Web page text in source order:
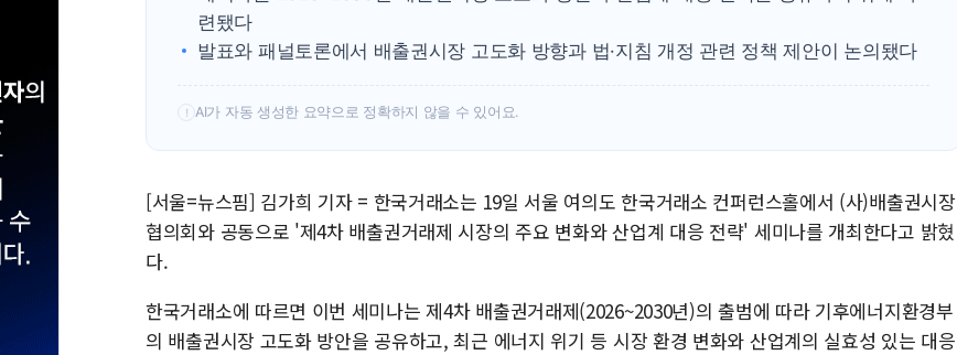
련됐다
발표와 패널토론에서 배출권시장 고도화 방향과 법·지침 개정 관련 정책 제안이 논의됐다
! AI가 자동 생성한 요약으로 정확하지 않을 수 있어요.
[서울=뉴스핌] 김가희 기자 = 한국거래소는 19일 서울 여의도 한국거래소 컨퍼런스홀에서 (사)배출권시장
협의회와 공동으로 '제4차 배출권거래제 시장의 주요 변화와 산업계 대응 전략' 세미나를 개최한다고 밝혔
다.
한국거래소에 따르면 이번 세미나는 제4차 배출권거래제(2026~2030년)의 출범에 따라 기후에너지환경부
의 배출권시장 고도화 방안을 공유하고, 최근 에너지 위기 등 시장 환경 변화와 산업계의 실효성 있는 대응